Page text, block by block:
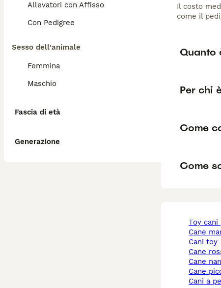
Allevatori con Affisso
Con Pedigree
Sesso dell'animale
Femmina
Maschio
Fascia di età
Generazione
Il costo
come il
Quanto
Per chi
Come
Come
toy
cane
cani toy
cane
cane
cane
cani a